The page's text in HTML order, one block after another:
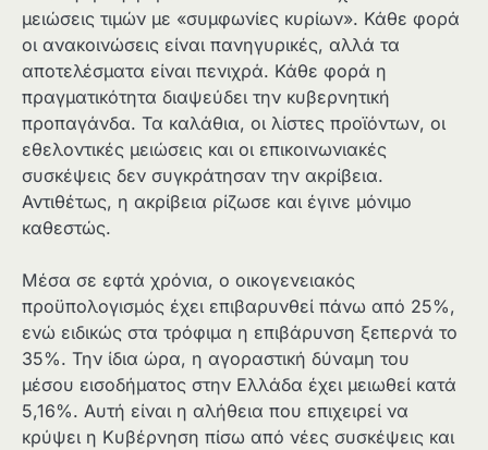
μειώσεις τιμών με «συμφωνίες κυρίων». Κάθε φορά
οι ανακοινώσεις είναι πανηγυρικές, αλλά τα
αποτελέσματα είναι πενιχρά. Κάθε φορά η
πραγματικότητα διαψεύδει την κυβερνητική
προπαγάνδα. Τα καλάθια, οι λίστες προϊόντων, οι
εθελοντικές μειώσεις και οι επικοινωνιακές
συσκέψεις δεν συγκράτησαν την ακρίβεια.
Αντιθέτως, η ακρίβεια ρίζωσε και έγινε μόνιμο
καθεστώς.
Μέσα σε εφτά χρόνια, ο οικογενειακός
προϋπολογισμός έχει επιβαρυνθεί πάνω από 25%,
ενώ ειδικώς στα τρόφιμα η επιβάρυνση ξεπερνά το
35%. Την ίδια ώρα, η αγοραστική δύναμη του
μέσου εισοδήματος στην Ελλάδα έχει μειωθεί κατά
5,16%. Αυτή είναι η αλήθεια που επιχειρεί να
κρύψει η Κυβέρνηση πίσω από νέες συσκέψεις και